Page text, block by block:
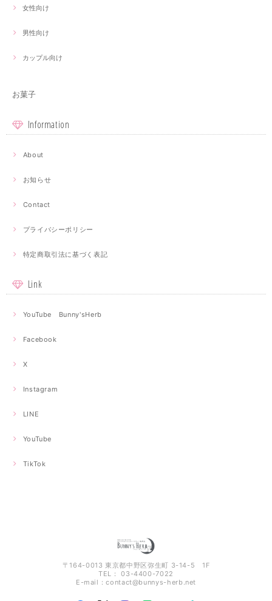
女性向け
男性向け
カップル向け
お菓子
Information
About
お知らせ
Contact
プライバシーポリシー
特定商取引法に基づく表記
Link
YouTube Bunny'sHerb
Facebook
X
Instagram
LINE
YouTube
TikTok
〒164-0013 東京都中野区弥生町 3-14-5 1F
TEL： 03-4400-7022
E-mail：contact@bunnys-herb.net